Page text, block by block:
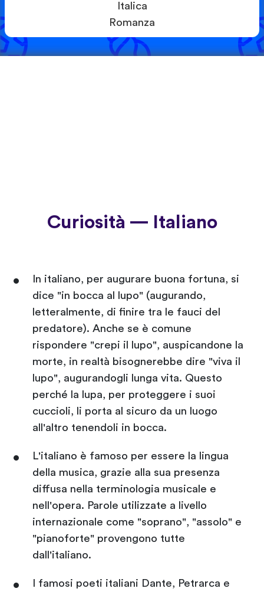
Italica
Romanza
Curiosità — Italiano
In italiano, per augurare buona fortuna, si
dice "in bocca al lupo" (augurando,
letteralmente, di finire tra le fauci del
predatore). Anche se è comune
rispondere "crepi il lupo", auspicandone la
morte, in realtà bisognerebbe dire "viva il
lupo", augurandogli lunga vita. Questo
perché la lupa, per proteggere i suoi
cuccioli, li porta al sicuro da un luogo
all'altro tenendoli in bocca.
L'italiano è famoso per essere la lingua
della musica, grazie alla sua presenza
diffusa nella terminologia musicale e
nell'opera. Parole utilizzate a livello
internazionale come "soprano", "assolo" e
"pianoforte" provengono tutte
dall'italiano.
I famosi poeti italiani Dante, Petrarca e